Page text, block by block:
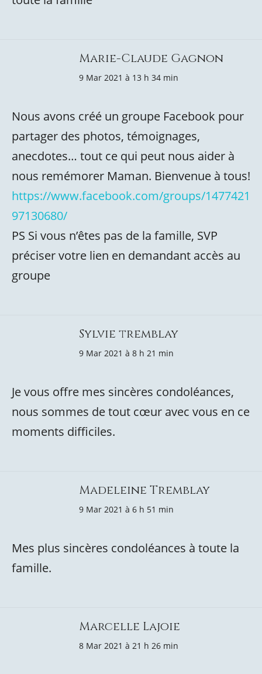
Marie-Claude Gagnon
9 Mar 2021 à 13 h 34 min
Nous avons créé un groupe Facebook pour
partager des photos, témoignages,
anecdotes… tout ce qui peut nous aider à
nous remémorer Maman. Bienvenue à tous!
https://www.facebook.com/groups/1477421
97130680/
PS Si vous n’êtes pas de la famille, SVP
préciser votre lien en demandant accès au
groupe
Sylvie tremblay
9 Mar 2021 à 8 h 21 min
Je vous offre mes sincères condoléances,
nous sommes de tout cœur avec vous en ce
moments difficiles.
Madeleine Tremblay
9 Mar 2021 à 6 h 51 min
Mes plus sincères condoléances à toute la
famille.
Marcelle Lajoie
8 Mar 2021 à 21 h 26 min